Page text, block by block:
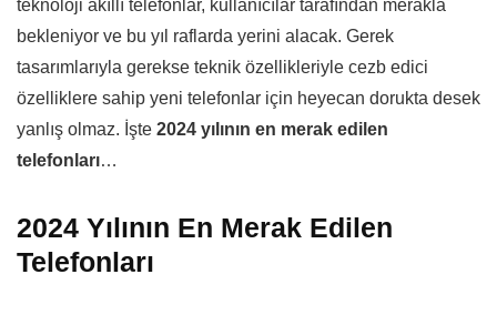
teknoloji akıllı telefonlar, kullanıcılar tarafından merakla
bekleniyor ve bu yıl raflarda yerini alacak. Gerek
tasarımlarıyla gerekse teknik özellikleriyle cezb edici
özelliklere sahip yeni telefonlar için heyecan dorukta desek
yanlış olmaz. İşte 2024 yılının en merak edilen
telefonları…
2024 Yılının En Merak Edilen
Telefonları